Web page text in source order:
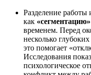
Разделение работы
как «сегментацию»
временем. Перед
несколько
это помогает
Исследования
психологическое